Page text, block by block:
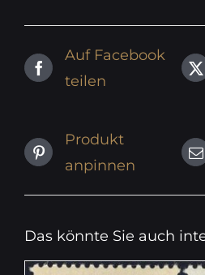
Auf Facebook
teilen
Produkt
anpinnen
Das könnte Sie auch